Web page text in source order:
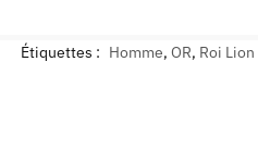
Étiquettes : Homme, OR, Roi Lion